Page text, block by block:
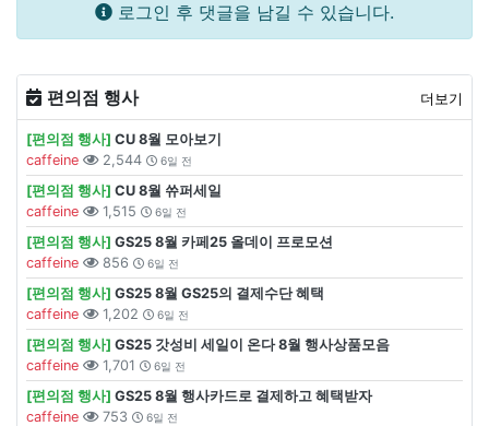
로그인 후 댓글을 남길 수 있습니다.
편의점 행사 더보기
[편의점 행사] CU 8월 모아보기
caffeine
2,544 6일 전
[편의점 행사] CU 8월 쓔퍼세일
caffeine
1,515 6일 전
[편의점 행사] GS25 8월 카페25 올데이 프로모션
caffeine
856 6일 전
[편의점 행사] GS25 8월 GS25의 결제수단 혜택
caffeine
1,202 6일 전
[편의점 행사] GS25 갓성비 세일이 온다 8월 행사상품모음
caffeine
1,701 6일 전
[편의점 행사] GS25 8월 행사카드로 결제하고 혜택받자
caffeine
753 6일 전